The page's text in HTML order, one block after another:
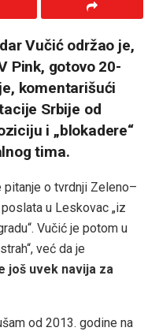
Vučić održao je,
Pink, gotovo 20-
komentarišući
Srbije od
i „blokadere“
tima.
pitanje o tvrdnji Zeleno–
u Leskovac „iz
Vučić je potom u
već da je
još uvek navija za
od 2013. godine na